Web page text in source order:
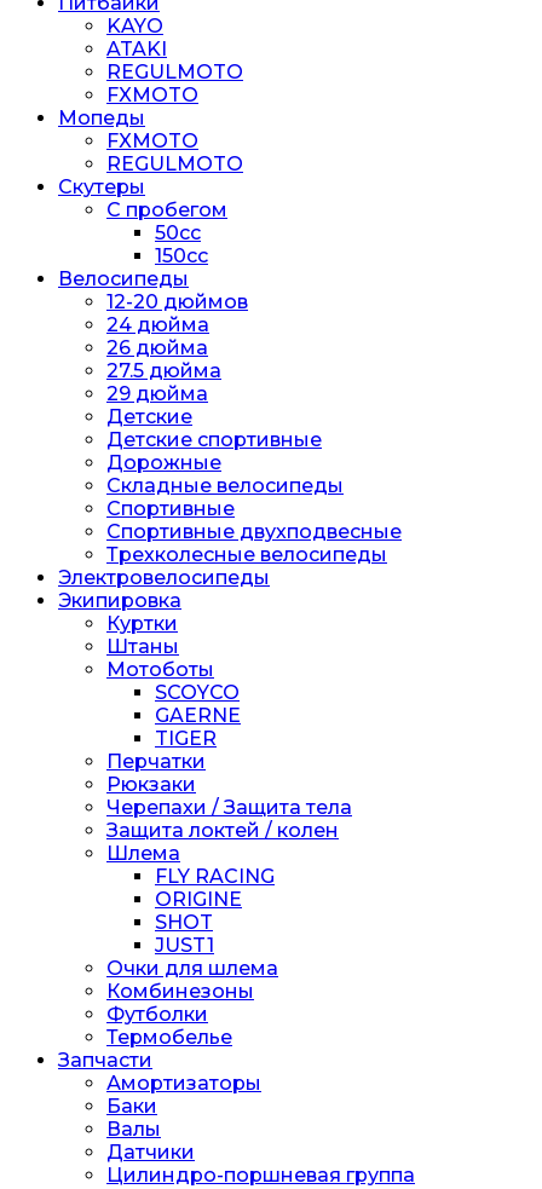
KAYO
ATAKI
REGULMOTO
FXMOTO
Мопеды
FXMOTO
REGULMOTO
Скутеры
С пробегом
50cc
150cc
Велосипеды
12-20 дюймов
24 дюйма
26 дюйма
27.5 дюйма
29 дюйма
Детские
Детские спортивные
Дорожные
Складные велосипеды
Спортивные
Спортивные двухподвесные
Трехколесные велосипеды
Электровелосипеды
Экипировка
Куртки
Штаны
Мотоботы
SCOYCO
GAERNE
TIGER
Перчатки
Рюкзаки
Черепахи / Защита тела
Защита локтей / колен
Шлема
FLY RACING
ORIGINE
SHOT
JUST1
Очки для шлема
Комбинезоны
Футболки
Термобелье
Запчасти
Амортизаторы
Баки
Валы
Датчики
Цилиндро-поршневая группа